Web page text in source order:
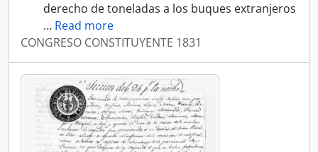
derecho de toneladas a los buques extranjeros
… Read more
CONGRESO CONSTITUYENTE 1831